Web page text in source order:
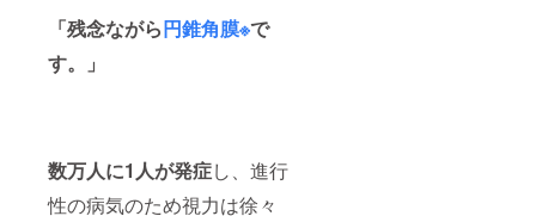
「残念ながら円錐角膜※で
す。」
数万人に1人が発症し、進行
性の病気のため視力は徐々